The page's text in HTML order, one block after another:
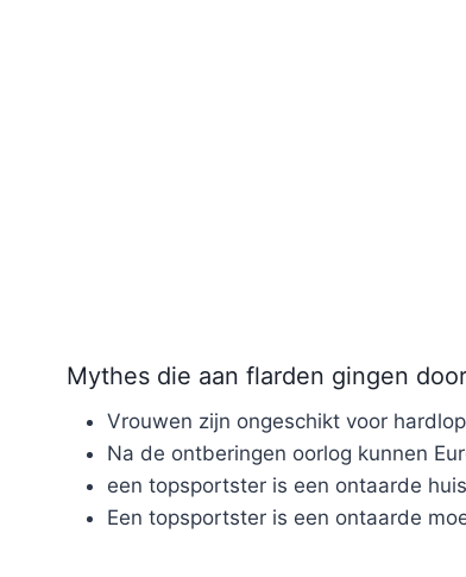
Mythes die aan flarden gingen
Vrouwen zijn ongeschikt voor
Na de ontberingen oorlog kunnen
een topsportster is een ontaarde
Een topsportster is een ontaarde